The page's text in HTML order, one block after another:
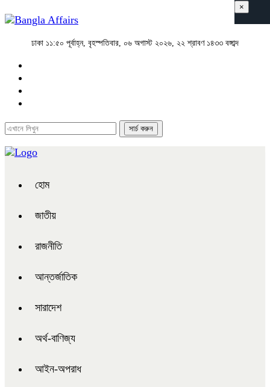
ঢাকা ১১:৫০ পূর্বাহ্ন, বৃহস্পতিবার, ০৬ অগাস্ট ২০২৬, ২২ শ্রাবণ ১৪৩৩ বঙ্গাব্দ
হোম
জাতীয়
রাজনীতি
আন্তর্জাতিক
সারাদেশ
অর্থ-বাণিজ্য
আইন-অপরাধ
×